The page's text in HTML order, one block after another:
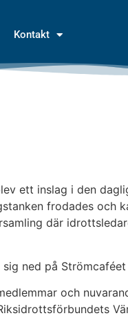
Kontakt
ett inslag i den
frodades och
där
ned på
och